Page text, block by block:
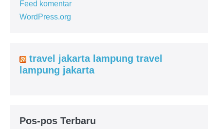
Feed komentar
WordPress.org
travel jakarta lampung travel
lampung jakarta
Pos-pos Terbaru